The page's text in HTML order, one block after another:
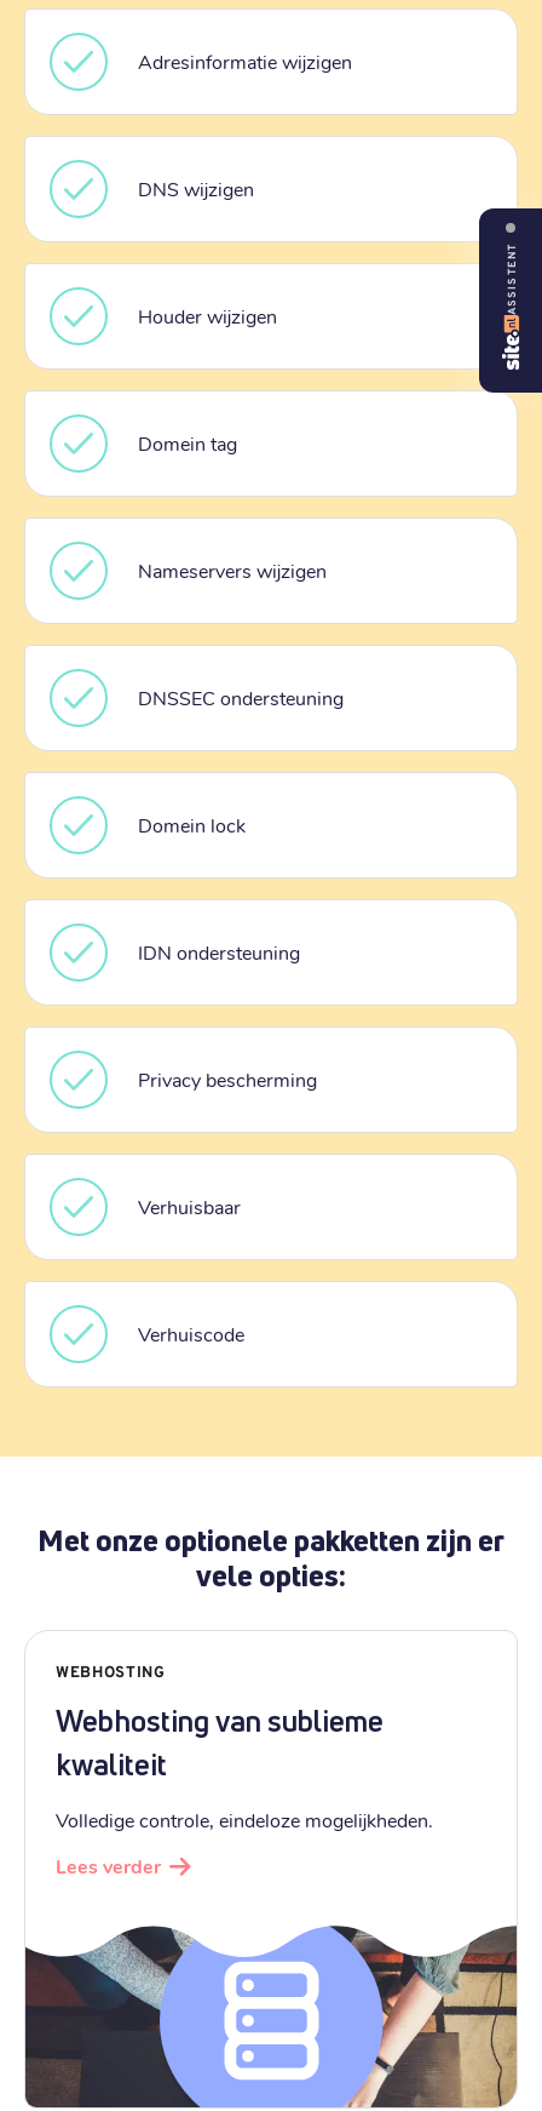
Adresinformatie wijzigen
DNS wijzigen
Houder wijzigen
Domein tag
Nameservers wijzigen
DNSSEC ondersteuning
Domein lock
IDN ondersteuning
Privacy bescherming
Verhuisbaar
Verhuiscode
Met onze optionele pakketten zijn er
vele opties:
WEBHOSTING
Webhosting van sublieme
kwaliteit
Volledige controle, eindeloze mogelijkheden.
Lees verder
ASSISTENT